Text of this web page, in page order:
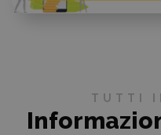
TUTTI